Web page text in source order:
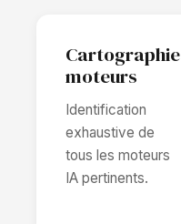
Cartographie
moteurs
Identification
exhaustive de
tous les moteurs
IA pertinents.